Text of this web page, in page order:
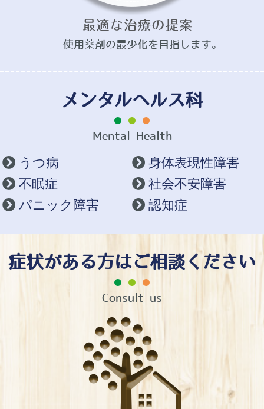
使用薬剤の最少化を目指します。
メンタルヘルス科
Mental Health
うつ病
身体表現性障害
不眠症
社会不安障害
パニック障害
認知症
症状がある方はご相談ください
Consult us